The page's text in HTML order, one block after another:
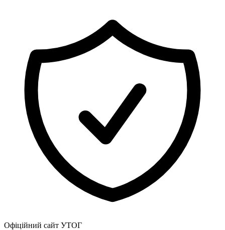
Вінницька область
Волинська область
Дніпропетровська область
Донецька область
Закарпатська область
Запорізька область
Івано-Франківська область
Київ
Київська область
Кіровоградська область
Миколаївська область
Одеська область
Полтавська область
Рівненська область
Тернопільська область
Офіційний сайт УТОГ